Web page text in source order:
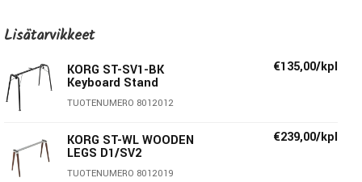
Specifications:
Lisätarvikkeet
KORG ST-SV1-BK
Keyboard Stand
TUOTENUMERO 8012012
€135,00/kpl
KORG ST-WL WOODEN
LEGS D1/SV2
TUOTENUMERO 8012019
€239,00/kpl